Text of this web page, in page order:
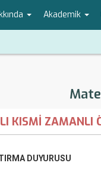
Akademik
ZAMANLI
DUYURUSU